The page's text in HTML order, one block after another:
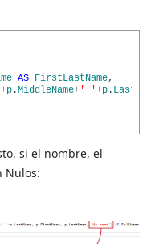
AS FirstLastName,
+p .MiddleName+ ' '+p . LastName
si el nombre, el
Nulos: